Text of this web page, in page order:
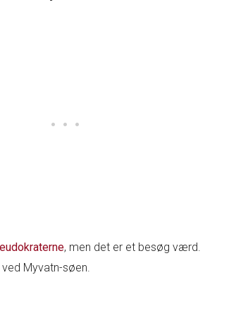
, men det er et besøg værd.
Myvatn-søen.